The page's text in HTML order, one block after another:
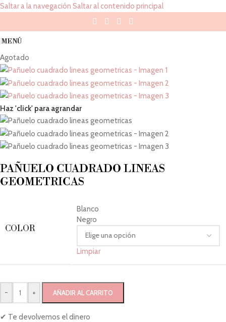
Saltar a la navegación Saltar al contenido principal
MENÚ
Agotado
Haz 'click' para agrandar
PAÑUELO CUADRADO LINEAS
GEOMETRICAS
COLOR
Blanco
Negro
Limpiar
- + AÑADIR AL CARRITO
✔ Te devolvemos el dinero